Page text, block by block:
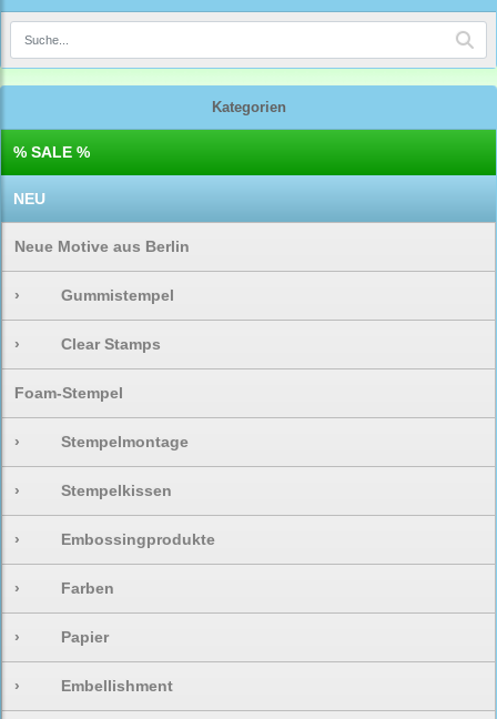
Kategorien
% SALE %
NEU
Neue Motive aus Berlin
› Gummistempel
› Clear Stamps
Foam-Stempel
› Stempelmontage
› Stempelkissen
› Embossingprodukte
› Farben
› Papier
› Embellishment